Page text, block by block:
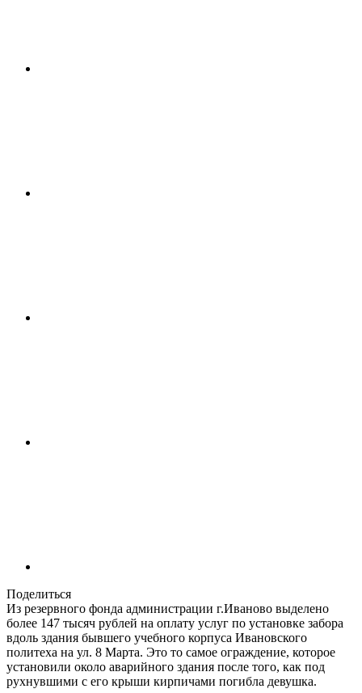
Поделиться
Из резервного фонда администрации г.Иваново выделено
более 147 тысяч рублей на оплату услуг по установке забора
вдоль здания бывшего учебного корпуса Ивановского
политеха на ул. 8 Марта. Это то самое ограждение, которое
установили около аварийного здания после того, как под
рухнувшими с его крыши кирпичами погибла девушка.